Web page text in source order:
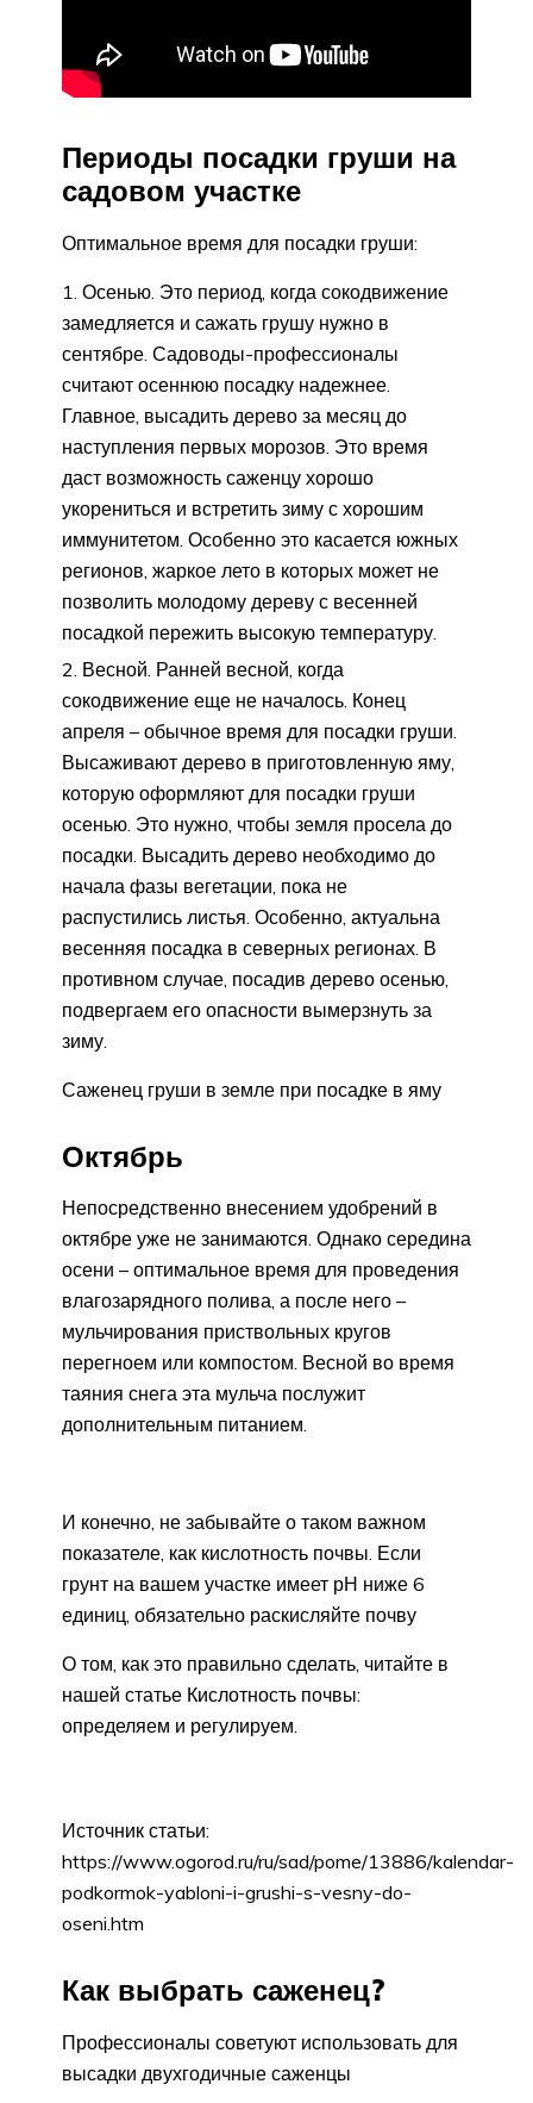
Периоды посадки груши на
садовом участке
Оптимальное время для посадки груши:
Осенью. Это период, когда сокодвижение
замедляется и сажать грушу нужно в
сентябре. Садоводы-профессионалы
считают осеннюю посадку надежнее.
Главное, высадить дерево за месяц до
наступления первых морозов. Это время
даст возможность саженцу хорошо
укорениться и встретить зиму с хорошим
иммунитетом. Особенно это касается южных
регионов, жаркое лето в которых может не
позволить молодому дереву с весенней
посадкой пережить высокую температуру.
Весной. Ранней весной, когда
сокодвижение еще не началось. Конец
апреля – обычное время для посадки груши.
Высаживают дерево в приготовленную яму,
которую оформляют для посадки груши
осенью. Это нужно, чтобы земля просела до
посадки. Высадить дерево необходимо до
начала фазы вегетации, пока не
распустились листья. Особенно, актуальна
весенняя посадка в северных регионах. В
противном случае, посадив дерево осенью,
подвергаем его опасности вымерзнуть за
зиму.
Саженец груши в земле при посадке в яму
Октябрь
Непосредственно внесением удобрений в
октябре уже не занимаются. Однако середина
осени – оптимальное время для проведения
влагозарядного полива, а после него –
мульчирования приствольных кругов
перегноем или компостом. Весной во время
таяния снега эта мульча послужит
дополнительным питанием.
И конечно, не забывайте о таком важном
показателе, как кислотность почвы. Если
грунт на вашем участке имеет рН ниже 6
единиц, обязательно раскисляйте почву
О том, как это правильно сделать, читайте в
нашей статье Кислотность почвы:
определяем и регулируем.
Источник статьи:
https://www.ogorod.ru/ru/sad/pome/13886/kalendar-
podkormok-yabloni-i-grushi-s-vesny-do-
oseni.htm
Как выбрать саженец?
Профессионалы советуют использовать для
высадки двухгодичные саженцы